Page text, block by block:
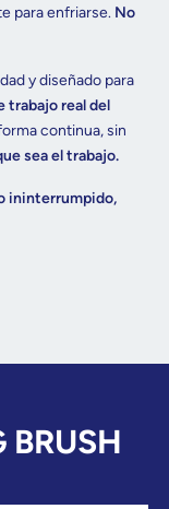
para enfriarse. No
y diseñado para
trabajo real del
continua, sin
sea el trabajo.
ininterrumpido,
BRUSH